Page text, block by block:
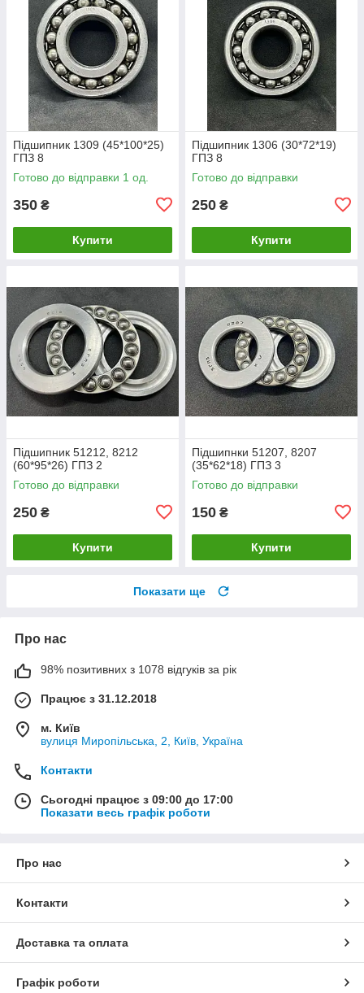
Підшипник 1309 (45*100*25)
ГПЗ 8
Готово до відправки 1 од.
350 ₴
Купити
Підшипник 1306 (30*72*19)
ГПЗ 8
Готово до відправки
250 ₴
Купити
Підшипник 51212, 8212
(60*95*26) ГПЗ 2
Готово до відправки
250 ₴
Купити
Підшипнки 51207, 8207
(35*62*18) ГПЗ 3
Готово до відправки
150 ₴
Купити
Показати ще
Про нас
98% позитивних з 1078 відгуків за рік
Працює з 31.12.2018
м. Київ
вулиця Миропільська, 2, Київ, Україна
Контакти
Сьогодні працює з 09:00 до 17:00
Показати весь графік роботи
Про нас
Контакти
Доставка та оплата
Графік роботи